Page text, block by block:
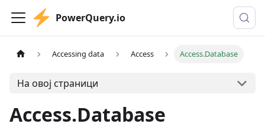
PowerQuery.io
Accessing data Access Access.Database
На овој страници
Access.Database